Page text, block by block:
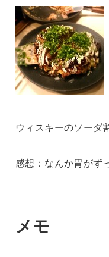
ウィスキーのソーダ
感想：なんか胃がず
メモ